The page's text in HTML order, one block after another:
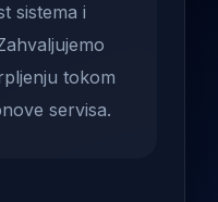
sistema i
tokom
servisa.